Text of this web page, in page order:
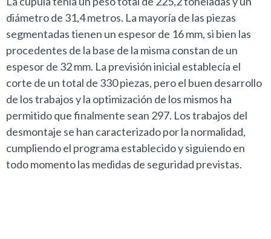
diámetro de 31,4 metros. La mayoría de las piezas
segmentadas tienen un espesor de 16 mm, si bien las
procedentes de la base de la misma constan de un
espesor de 32 mm. La previsión inicial establecía el
corte de un total de 330 piezas, pero el buen desarrollo
de los trabajos y la optimización de los mismos ha
permitido que finalmente sean 297. Los trabajos del
desmontaje se han caracterizado por la normalidad,
cumpliendo el programa establecido y siguiendo en
todo momento las medidas de seguridad previstas.